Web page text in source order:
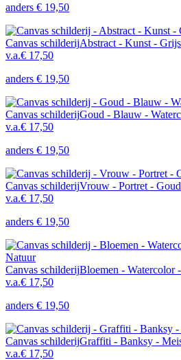
anders € 19,50
Canvas schilderijAbstract - Kunst - Grijs
v.a.€ 17,50
anders € 19,50
Canvas schilderijGoud - Blauw -
v.a.€ 17,50
anders € 19,50
Canvas schilderijVrouw - Portret -
v.a.€ 17,50
anders € 19,50
Canvas schilderijBloemen - Watercolor
v.a.€ 17,50
anders € 19,50
Canvas schilderijGraffiti - Banksy -
v.a.€ 17,50